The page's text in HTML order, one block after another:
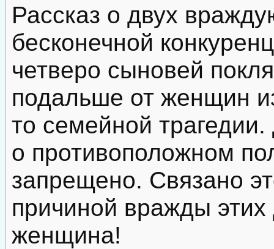
Рассказ о двух
бесконечной
четверо сыновей
подальше от женщин
то семейной
о противоположном
запрещено. Связано
причиной вражды
женщина!